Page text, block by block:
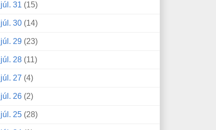
júl. 31 (15)
júl. 30 (14)
júl. 29 (23)
júl. 28 (11)
júl. 27 (4)
júl. 26 (2)
júl. 25 (28)